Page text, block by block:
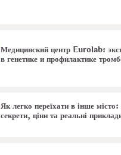
Медицинский центр Eurolab:
в генетике и профилактике
Як легко переїхати в інше місто:
секрети, ціни та реальні